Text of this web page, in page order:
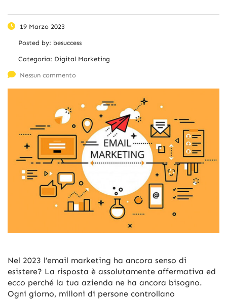
19 Marzo 2023
Posted by: besuccess
Categoria: Digital Marketing
Nessun commento
Nel 2023 l’email marketing ha ancora senso di
esistere? La risposta è assolutamente affermativa ed
ecco perché la tua azienda ne ha ancora bisogno.
Ogni giorno, milioni di persone controllano